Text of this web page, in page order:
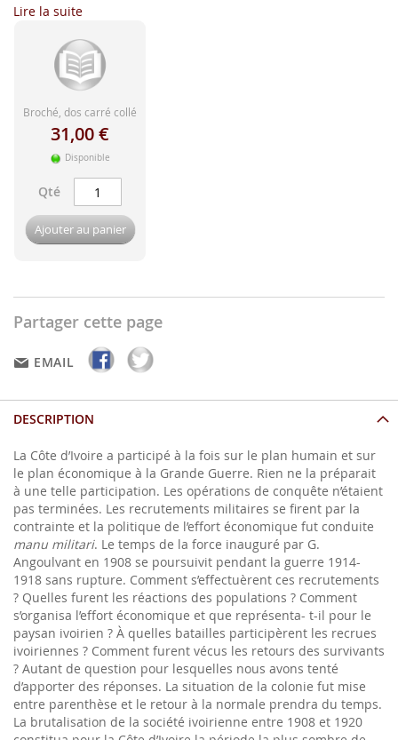
Lire la suite
Broché, dos carré collé
31,00 €
Disponible
Qté
Ajouter au panier
Partager cette page
EMAIL
DESCRIPTION
La Côte d’Ivoire a participé à la fois sur le plan humain et sur
le plan économique à la Grande Guerre. Rien ne la préparait
à une telle participation. Les opérations de conquête n’étaient
pas terminées. Les recrutements militaires se firent par la
contrainte et la politique de l’effort économique fut conduite
manu militari. Le temps de la force inauguré par G.
Angoulvant en 1908 se poursuivit pendant la guerre 1914-
1918 sans rupture. Comment s’effectuèrent ces recrutements
? Quelles furent les réactions des populations ? Comment
s’organisa l’effort économique et que représenta- t-il pour le
paysan ivoirien ? À quelles batailles participèrent les recrues
ivoiriennes ? Comment furent vécus les retours des survivants
? Autant de question pour lesquelles nous avons tenté
d’apporter des réponses. La situation de la colonie fut mise
entre parenthèse et le retour à la normale prendra du temps.
La brutalisation de la société ivoirienne entre 1908 et 1920